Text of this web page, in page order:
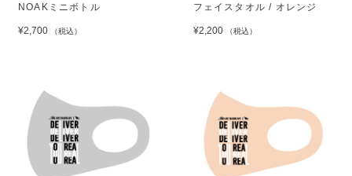
NOAKミニボトル
¥2,700 （税込）
フェイスタオル / オレンジ
¥2,200 （税込）